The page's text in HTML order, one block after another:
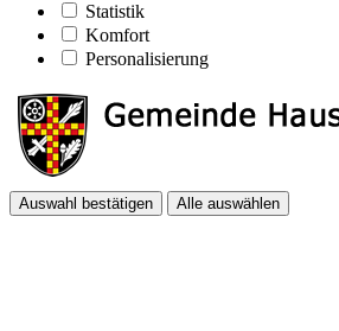
Statistik
Komfort
Personalisierung
Auswahl bestätigen Alle auswählen